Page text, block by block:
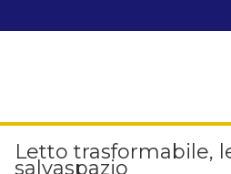
Letto trasformabile,
salvaspazio